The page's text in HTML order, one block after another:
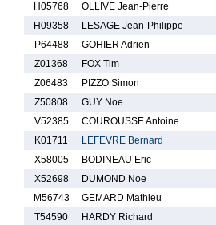
H05768
OLLIVE Jean-Pierre
H09358
LESAGE Jean-Philippe
P64488
GOHIER Adrien
Z01368
FOX Tim
Z06483
PIZZO Simon
Z50808
GUY Noe
V52385
COUROUSSE Antoine
K01711
LEFEVRE Bernard
X58005
BODINEAU Eric
X52698
DUMOND Noe
M56743
GEMARD Mathieu
T54590
HARDY Richard